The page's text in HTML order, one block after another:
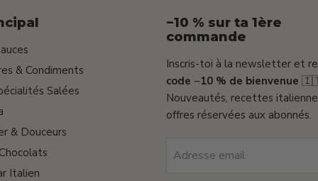
& Condiments
Salées
& Douceurs
Italien
−10 % sur ta 1ère
commande
Inscris-toi à la newsletter et
code −10 % de bienvenue
Nouveautés, recettes
offres réservées aux abonnés.
Adresse email